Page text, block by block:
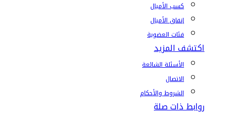
كسب الأميال
إنفاق الأميال
فئات العضوية
اكتشف المزيد
الأسئلة الشائعة
الاتصال
الشروط والأحكام
روابط ذات صلة